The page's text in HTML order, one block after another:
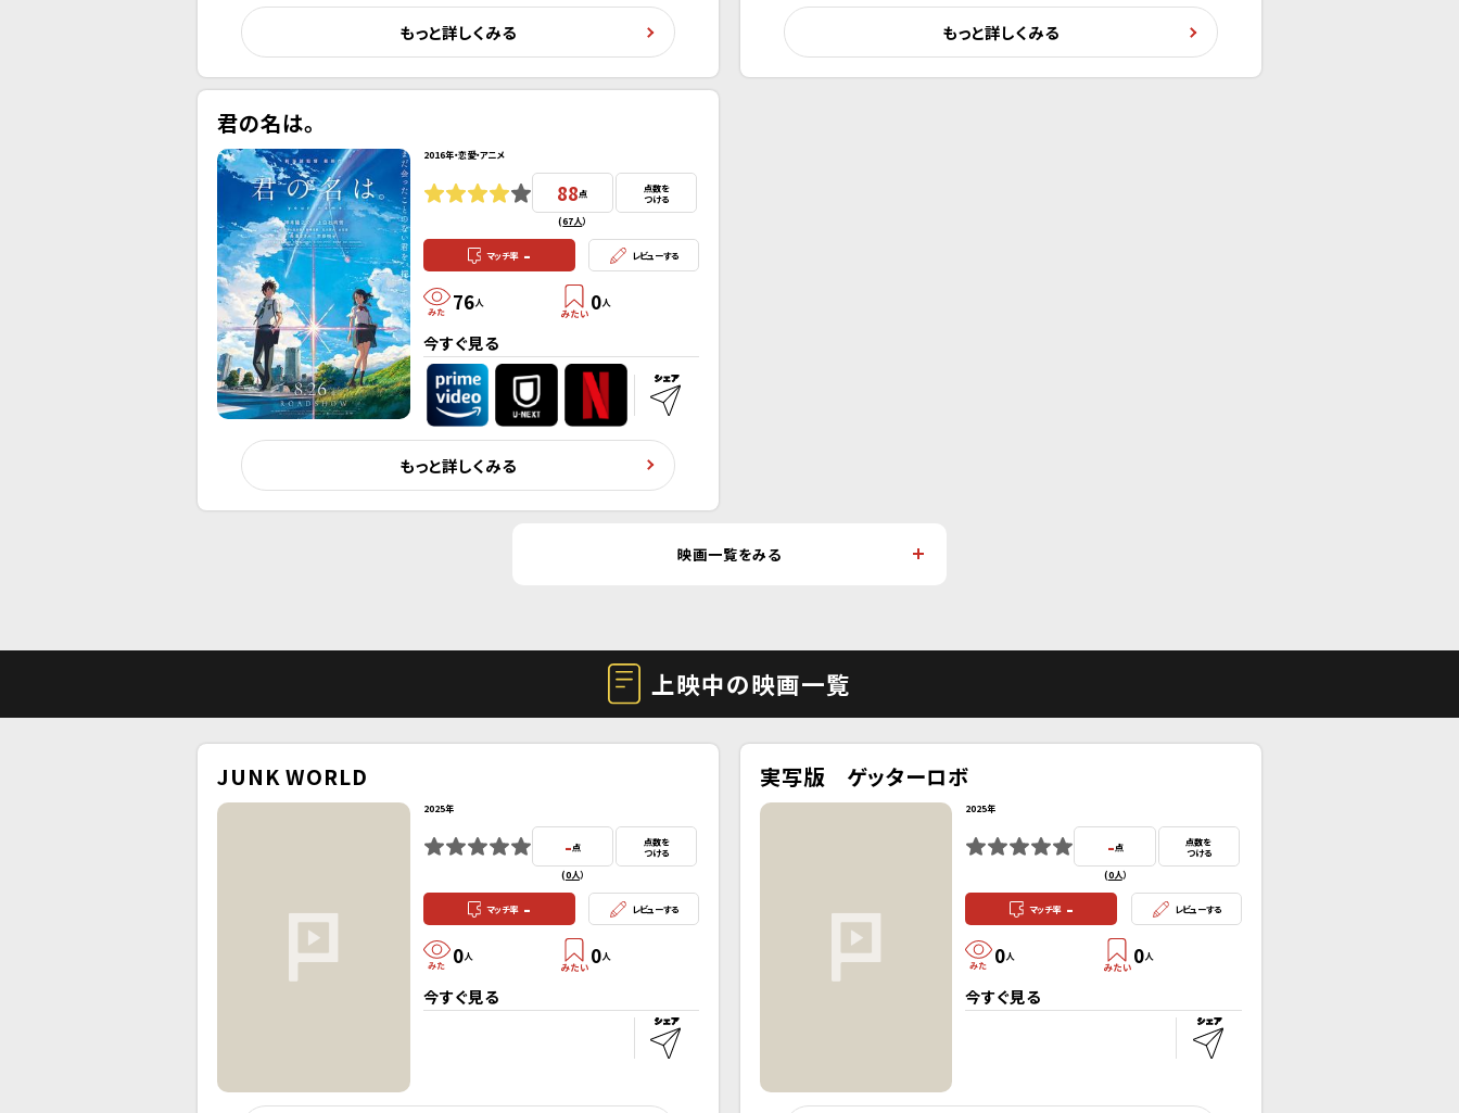
もっと詳しくみる もっと詳しくみる
君の名は。
2016年・恋愛・アニメ
88点
(67人）
点数を
つける
マッチ率 - レビューする
76人 0人
今すぐ見る
もっと詳しくみる
映画一覧をみる
上映中の映画一覧
JUNK WORLD
2025年
-点
(0人）
点数を
つける
マッチ率 - レビューする
0人 0人
今すぐ見る
実写版 ゲッターロボ
2025年
-点
(0人）
点数を
つける
マッチ率 - レビューする
0人 0人
今すぐ見る